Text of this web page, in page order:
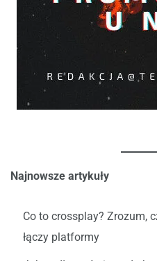
Najnowsze artykuły
Co to crossplay? Zrozum,
łączy platformy